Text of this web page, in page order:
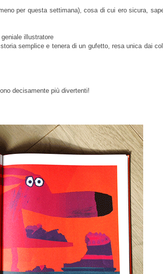
per questa settimana), cosa di cui ero sicura,
illustratore
storia semplice e tenera di un gufetto, resa unica dai
decisamente più divertenti!